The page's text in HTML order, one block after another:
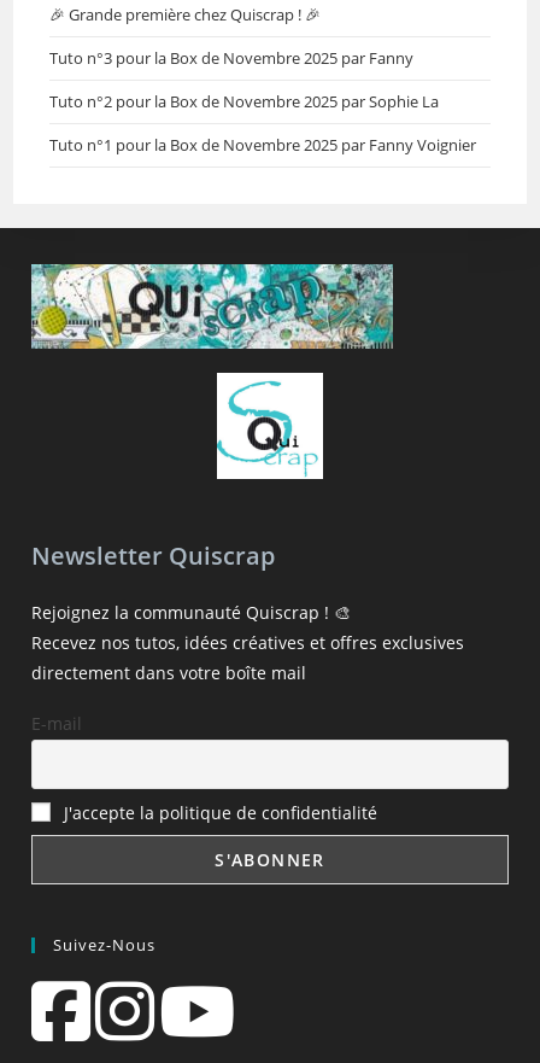
🎉 Grande première chez Quiscrap ! 🎉
Tuto n°3 pour la Box de Novembre 2025 par Fanny
Tuto n°2 pour la Box de Novembre 2025 par Sophie La
Tuto n°1 pour la Box de Novembre 2025 par Fanny Voignier
Newsletter Quiscrap
Rejoignez la communauté Quiscrap ! 🎨
Recevez nos tutos, idées créatives et offres exclusives
directement dans votre boîte mail
E-mail
J'accepte la politique de confidentialité
Suivez-Nous